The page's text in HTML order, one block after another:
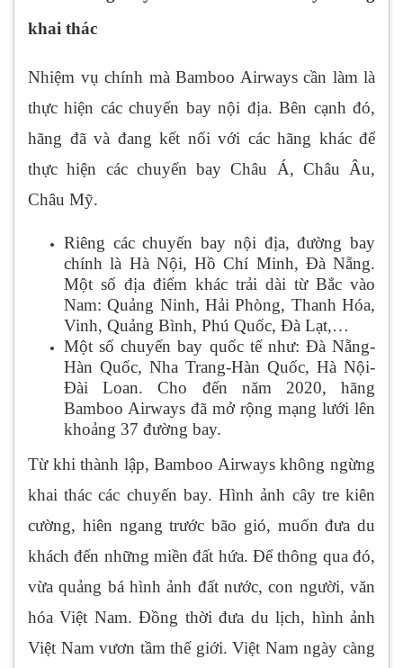
khai thác
Nhiệm vụ chính mà Bamboo Airways cần làm là
thực hiện các chuyến bay nội địa. Bên cạnh đó,
hãng đã và đang kết nối với các hãng khác để
thực hiện các chuyến bay Châu Á, Châu Âu,
Châu Mỹ.
Riêng các chuyến bay nội địa, đường bay
chính là Hà Nội, Hồ Chí Minh, Đà Nẵng.
Một số địa điểm khác trải dài từ Bắc vào
Nam: Quảng Ninh, Hải Phòng, Thanh Hóa,
Vinh, Quảng Bình, Phú Quốc, Đà Lạt,…
Một số chuyến bay quốc tế như: Đà Nẵng-
Hàn Quốc, Nha Trang-Hàn Quốc, Hà Nội-
Đài Loan. Cho đến năm 2020, hãng
Bamboo Airways đã mở rộng mạng lưới lên
khoảng 37 đường bay.
Từ khi thành lập, Bamboo Airways không ngừng
khai thác các chuyến bay. Hình ảnh cây tre kiên
cường, hiên ngang trước bão gió, muốn đưa du
khách đến những miền đất hứa. Để thông qua đó,
vừa quảng bá hình ảnh đất nước, con người, văn
hóa Việt Nam. Đồng thời đưa du lịch, hình ảnh
Việt Nam vươn tầm thế giới. Việt Nam ngày càng